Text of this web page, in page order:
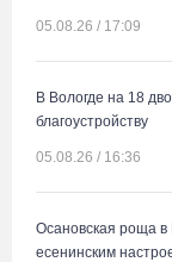
05.08.26 / 17:09
В Вологде на 18
благоустройству
05.08.26 / 16:36
Осановская роща в
есенинским